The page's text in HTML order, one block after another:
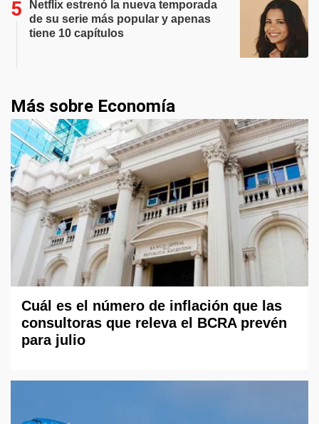
Netflix estrenó la nueva temporada
de su serie más popular y apenas
tiene 10 capítulos
Más sobre Economía
Cuál es el número de inflación que las
consultoras que releva el BCRA prevén
para julio